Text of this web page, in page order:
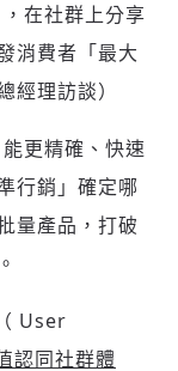
在社群上分享
消費者「最大
經理訪談）
更精確、快速
行銷」確定哪
量產品，打破
User
認同社群體